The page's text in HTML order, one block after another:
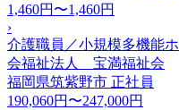
1,460円〜1,460円
›
介護職員／小規模多機能
会福祉法人 宝満福祉会
福岡県筑紫野市 正社員
190,060円〜247,000円